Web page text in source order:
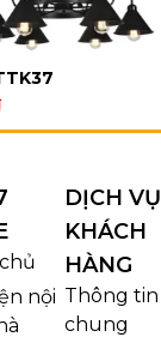
nội
DỊCH VỤ
KHÁCH
HÀNG
Thông tin
chung